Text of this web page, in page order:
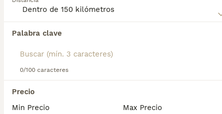
Palabra clave
0/100 caracteres
Precio
Min Precio
Max Precio
para obtener información sobre esta raza de perro.
Encontramos 0 Akita Inu Perros en adopcion
Si deseas exactamente esta búsqueda guarda tu
búsqueda y espera el resultado perfecto: